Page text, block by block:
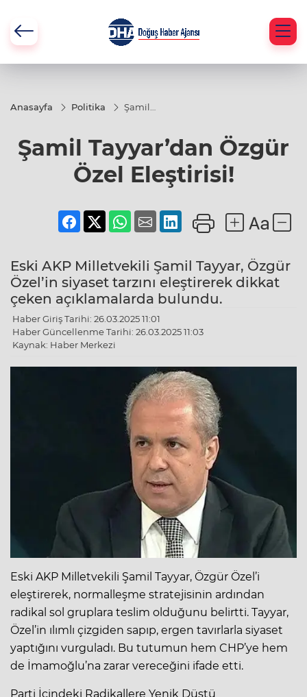
Anasayfa Politika
Şamil
Eleştirisi!
Şamil Tayyar’dan Özgür
Özel Eleştirisi!
Eski AKP Milletvekili Şamil Tayyar, Özgür
Özel’in siyaset tarzını eleştirerek dikkat
çeken açıklamalarda bulundu.
Haber Giriş Tarihi: 26.03.2025 11:01
Haber Güncellenme Tarihi: 26.03.2025 11:03
Kaynak: Haber Merkezi
Eski AKP Milletvekili Şamil Tayyar, Özgür Özel’i
eleştirerek, normalleşme stratejisinin ardından
radikal sol gruplara teslim olduğunu belirtti. Tayyar,
Özel’in ılımlı çizgiden sapıp, ergen tavırlarla siyaset
yaptığını vurguladı. Bu tutumun hem CHP’ye hem
de İmamoğlu’na zarar vereceğini ifade etti.
Parti İçindeki Radikallere Yenik Düştü